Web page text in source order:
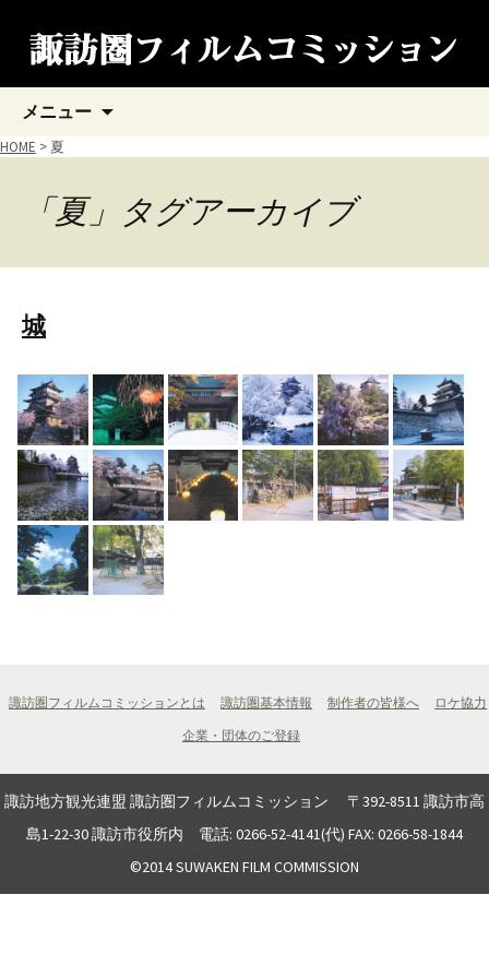
メニュー
テ
ン
ス
HOME > 夏
「夏」タグアーカイブ
城
諏訪圏フィルムコミッションとは 諏訪圏基本情報 制作者の皆様へ
ロケ協力
企業・団体のご登録
諏訪地方観光連盟 諏訪圏フィルムコミッション 〒392-8511 諏訪市高
島1-22-30 諏訪市役所内 電話: 0266-52-4141(代) FAX: 0266-58-1844
©2014 SUWAKEN FILM COMMISSION